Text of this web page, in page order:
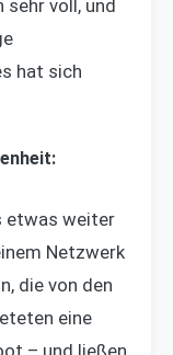
sehr voll, und
hat sich
etwas weiter
Netzwerk
die von den
eine
– und ließen